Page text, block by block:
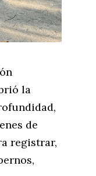
la
de
registrar,